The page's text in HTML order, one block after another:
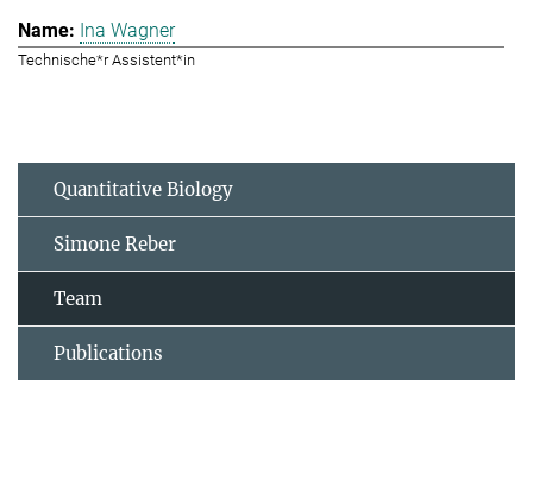
Ina Wagner
Technische*r Assistent*in
Quantitative Biology
Simone Reber
Team
Publications